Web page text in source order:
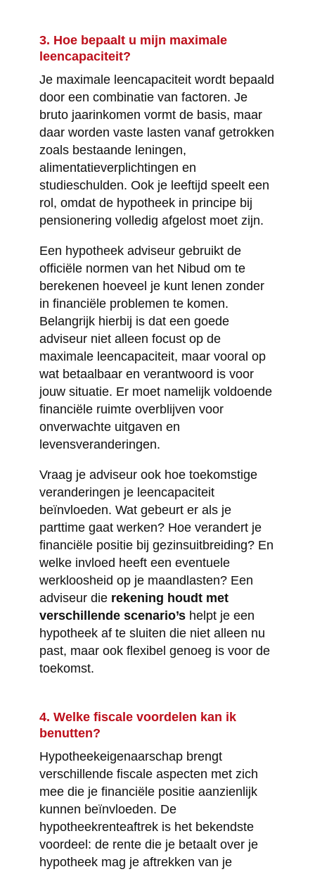
3. Hoe bepaalt u mijn maximale
leencapaciteit?
Je maximale leencapaciteit wordt bepaald
door een combinatie van factoren. Je
bruto jaarinkomen vormt de basis, maar
daar worden vaste lasten vanaf getrokken
zoals bestaande leningen,
alimentatieverplichtingen en
studieschulden. Ook je leeftijd speelt een
rol, omdat de hypotheek in principe bij
pensionering volledig afgelost moet zijn.
Een hypotheek adviseur gebruikt de
officiële normen van het Nibud om te
berekenen hoeveel je kunt lenen zonder
in financiële problemen te komen.
Belangrijk hierbij is dat een goede
adviseur niet alleen focust op de
maximale leencapaciteit, maar vooral op
wat betaalbaar en verantwoord is voor
jouw situatie. Er moet namelijk voldoende
financiële ruimte overblijven voor
onverwachte uitgaven en
levensveranderingen.
Vraag je adviseur ook hoe toekomstige
veranderingen je leencapaciteit
beïnvloeden. Wat gebeurt er als je
parttime gaat werken? Hoe verandert je
financiële positie bij gezinsuitbreiding? En
welke invloed heeft een eventuele
werkloosheid op je maandlasten? Een
adviseur die rekening houdt met
verschillende scenario’shelpt je een
hypotheek af te sluiten die niet alleen nu
past, maar ook flexibel genoeg is voor de
toekomst.
4. Welke fiscale voordelen kan ik
benutten?
Hypotheekeigenaarschap brengt
verschillende fiscale aspecten met zich
mee die je financiële positie aanzienlijk
kunnen beïnvloeden. De
hypotheekrenteaftrek is het bekendste
voordeel: de rente die je betaalt over je
hypotheek mag je aftrekken van je